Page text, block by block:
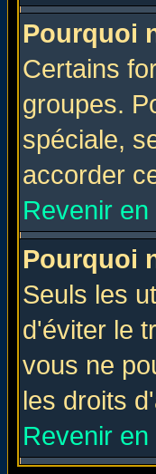
Pourquoi
Certains
groupes.
spéciale,
accorder
Revenir en
Pourquoi
Seuls les
d'éviter le
vous ne
les droits
Revenir en